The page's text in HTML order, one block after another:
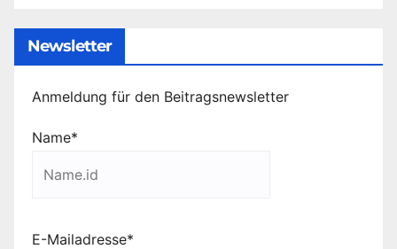
Newsletter
Anmeldung für den Beitragsnewsletter
Name*
E-Mailadresse*